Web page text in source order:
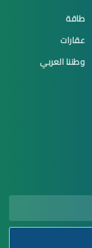
طاقة
عقارات
وطننا العربي